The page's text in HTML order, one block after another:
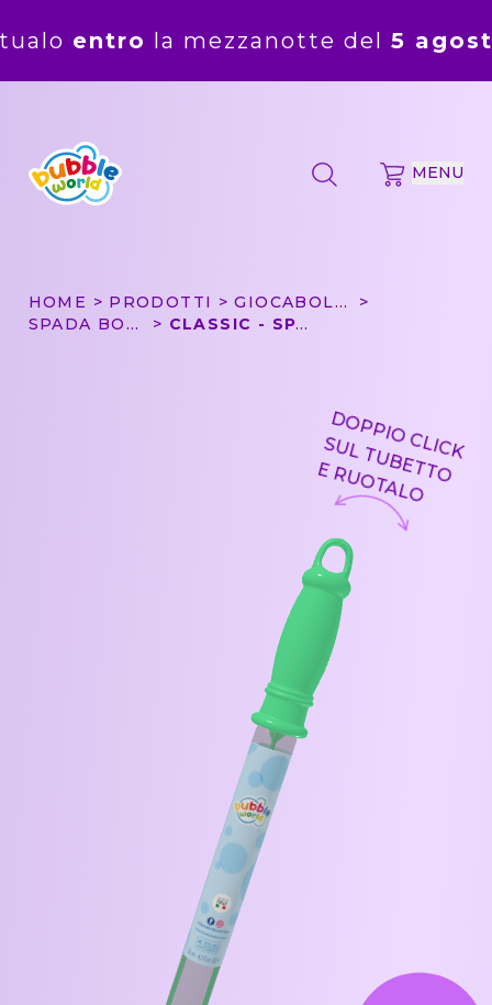
la mezzanotte del5 agosto . Gli
MENU
HOME PRODOTTI
GIOCABOLLE
SPADA BOLLE
CLASSIC - SPADA BOLLE BUBBLE WORLD
DOPPIO CLICK
SUL TUBETTO
E RUOTALO